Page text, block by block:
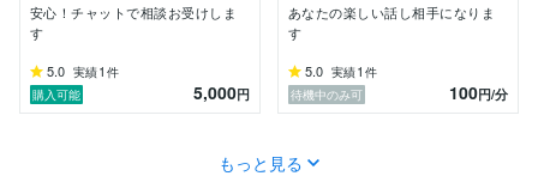
安心！チャットで相談お受けしま
す
5.0 実績1 件
購入可能
5,000円
あなたの楽しい話し相手になりま
す
5.0 実績1 件
待機中のみ可
100円/分
もっと見る